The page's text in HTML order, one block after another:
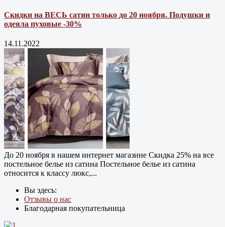
Скидки на ВЕСЬ сатин только до 20 ноября. Подушки и
одеяла пуховые -30%
14.11.2022
До 20 ноября в нашем интернет магазине Cкидка 25% на все
постельное белье из сатина Постельное белье из сатина
относится к классу люкс,...
Вы здесь:
Отзывы о нас
Благодарная покупательница